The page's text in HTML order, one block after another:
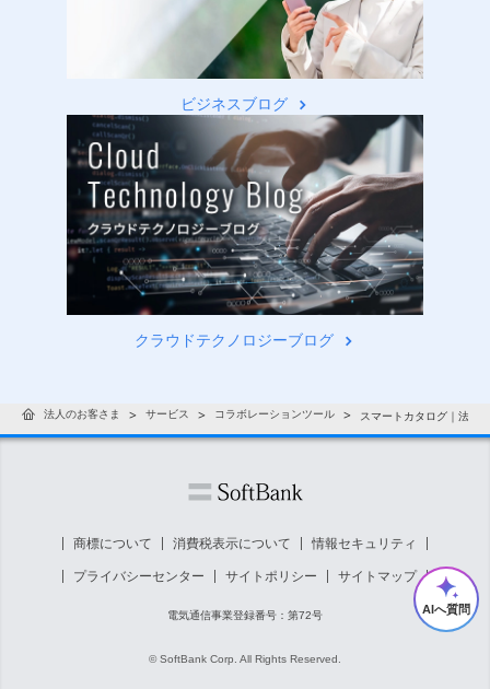
ビジネスブログ
クラウドテクノロジーブログ
法人のお客さま サービス コラボレーションツール スマートカタログ｜法人
商標について 消費税表示について 情報セキュリティ
プライバシーセンター サイトポリシー サイトマップ
電気通信事業登録番号：第72号
© SoftBank Corp. All Rights Reserved.
AIへ質問